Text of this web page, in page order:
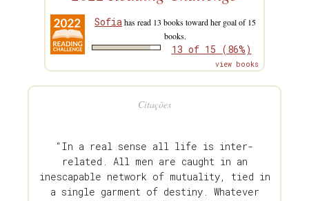
Sofiahas read 13 books toward her goal of 15
books.
13 of 15 (86%)
view books
Citações
“In a real sense all life is inter-
related. All men are caught in an
inescapable network of mutuality, tied in
a single garment of destiny. Whatever